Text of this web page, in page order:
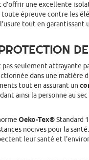
d’offrir une excellente
épreuve contre les
tout en
seulement attrayante
dans une matière
tout en assurant un
ainsi la personne au
Oeko-Tex®Standard
nocives pour la
leur santé et